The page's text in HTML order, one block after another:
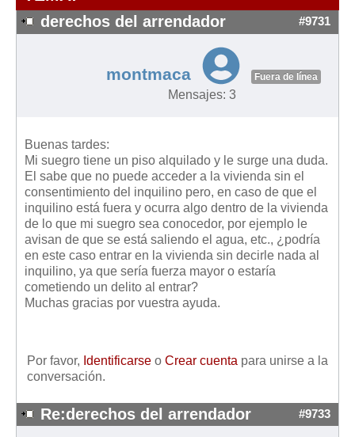
Requerimientos y comunicaciones
Formularios sobre Propiedad Horizontal
Modelos de Convocatoria de Junta de Propietarios
Modelos de Acta de Junta de Propietarios
Legislación
Legislación sobre Arrendamientos Urbanos
Legislación sobre la Comunidad de Propietarios
Legislación sobre Adquisición de Vivienda en Propiedad
Legislación de interés práctico
Diccionario
Usuario
Mis boletines
derechos del arrendador #9731
montmaca Fuera de línea
Mensajes: 3
Buenas tardes:
Mi suegro tiene un piso alquilado y le surge una duda.
El sabe que no puede acceder a la vivienda sin el
consentimiento del inquilino pero, en caso de que el
inquilino está fuera y ocurra algo dentro de la vivienda
de lo que mi suegro sea conocedor, por ejemplo le
avisan de que se está saliendo el agua, etc., ¿podría
en este caso entrar en la vivienda sin decirle nada al
inquilino, ya que sería fuerza mayor o estaría
cometiendo un delito al entrar?
Muchas gracias por vuestra ayuda.
Por favor, Identificarse o Crear cuenta para unirse a la
conversación.
Re:derechos del arrendador #9733